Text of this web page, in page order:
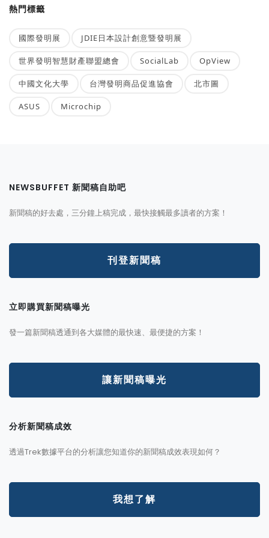
熱門標籤
國際發明展 JDIE日本設計創意暨發明展
世界發明智慧財產聯盟總會 SocialLab OpView
中國文化大學 台灣發明商品促進協會 北市圖
ASUS Microchip
NEWSBUFFET 新聞稿自助吧
新聞稿的好去處，三分鐘上稿完成，最快接觸最多讀者的方案！
刊登新聞稿
立即購買新聞稿曝光
發一篇新聞稿透通到各大媒體的最快速、最便捷的方案！
讓新聞稿曝光
分析新聞稿成效
透過Trek數據平台的分析讓您知道你的新聞稿成效表現如何？
我想了解